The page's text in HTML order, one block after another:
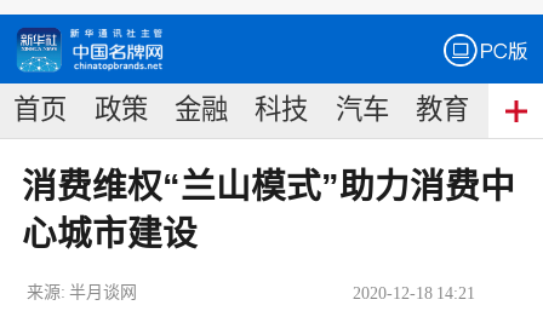
首页 政策 金融 科技 汽车 教育 食
消费维权“兰山模式”助力消费中
心城市建设
2020-12-18 14:21
来源: 半月谈网